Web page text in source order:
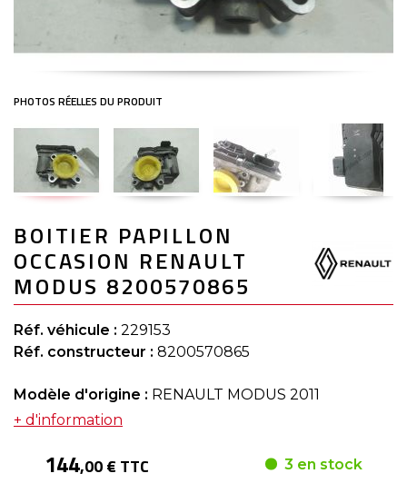
to
the
beginning
of
the
images
gallery
BOITIER PAPILLON
OCCASION RENAULT
MODUS 8200570865
Réf. véhicule : 229153
Réf. constructeur : 8200570865
Modèle d'origine : RENAULT MODUS 2011
+ d'information
144,00 € TTC 3 en stock